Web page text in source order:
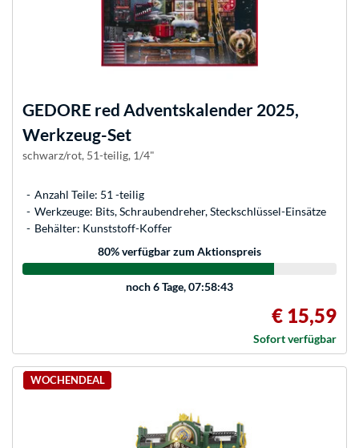
GEDORE red Adventskalender 2025,
Werkzeug-Set
schwarz/rot, 51-teilig, 1/4"
Anzahl Teile: 51 -teilig
Werkzeuge: Bits, Schraubendreher, Steckschlüssel-Einsätze
Behälter: Kunststoff-Koffer
80% verfügbar zum Aktionspreis
noch6 Tage, 07:58:43
€ 15,59
Sofort verfügbar
WOCHENDEAL